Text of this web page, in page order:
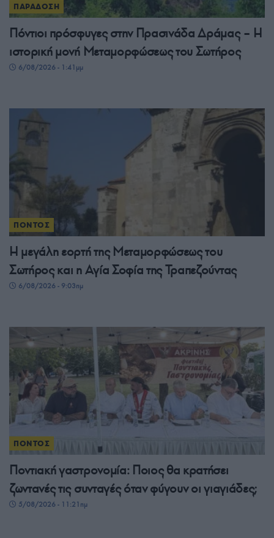
ΠΑΡΑΔΟΣΗ
Πόντιοι πρόσφυγες στην Πρασινάδα Δράμας – Η
ιστορική μονή Μεταμορφώσεως του Σωτήρος
6/08/2026 - 1:41μμ
ΠΟΝΤΟΣ
Η μεγάλη εορτή της Μεταμορφώσεως του
Σωτήρος και η Αγία Σοφία της Τραπεζούντας
6/08/2026 - 9:03πμ
ΠΟΝΤΟΣ
Ποντιακή γαστρονομία: Ποιος θα κρατήσει
ζωντανές τις συνταγές όταν φύγουν οι γιαγιάδες;
5/08/2026 - 11:21πμ